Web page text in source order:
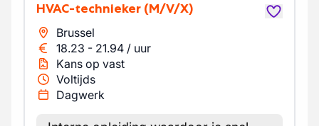
HVAC-technieker (M/V/X)
Brussel
18.23 - 21.94 / uur
Kans op vast
Voltijds
Dagwerk